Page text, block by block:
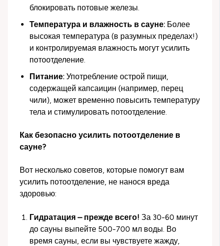
блокировать потовые железы.
Температура и влажность в сауне: Более
высокая температура (в разумных пределах!)
и контролируемая влажность могут усилить
потоотделение.
Питание: Употребление острой пищи,
содержащей капсаицин (например, перец
чили), может временно повысить температуру
тела и стимулировать потоотделение.
Как безопасно усилить потоотделение в
сауне?
Вот несколько советов, которые помогут вам
усилить потоотделение, не нанося вреда
здоровью:
Гидратация – прежде всего! За 30-60 минут
до сауны выпейте 500-700 мл воды. Во
время сауны, если вы чувствуете жажду,